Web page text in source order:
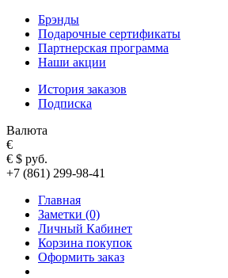
Брэнды
Подарочные сертификаты
Партнерская программа
Наши акции
История заказов
Подписка
Валюта
€
€ $ руб.
+7 (861) 299-98-41
Главная
Заметки (0)
Личный Кабинет
Корзина покупок
Оформить заказ